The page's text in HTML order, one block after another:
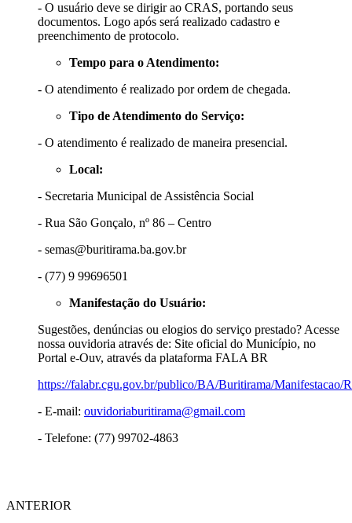
- O usuário deve se dirigir ao CRAS, portando seus
documentos. Logo após será realizado cadastro e
preenchimento de protocolo.
Tempo para o Atendimento:
- O atendimento é realizado por ordem de chegada.
Tipo de Atendimento do Serviço:
- O atendimento é realizado de maneira presencial.
Local:
- Secretaria Municipal de Assistência Social
- Rua São Gonçalo, nº 86 – Centro
- semas@buritirama.ba.gov.br
- (77) 9 99696501
Manifestação do Usuário:
Sugestões, denúncias ou elogios do serviço prestado? Acesse
nossa ouvidoria através de: Site oficial do Município, no
Portal e-Ouv, através da plataforma FALA BR
https://falabr.cgu.gov.br/publico/BA/Buritirama/Manifestacao/
- E-mail: ouvidoriaburitirama@gmail.com
- Telefone: (77) 99702-4863
ANTERIOR